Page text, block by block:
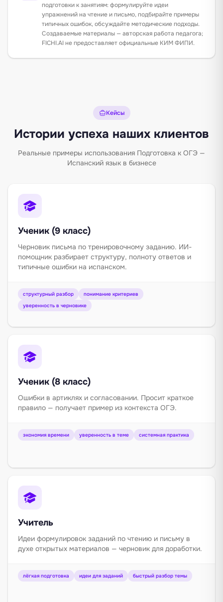
подготовки к занятиям: формулируйте идеи
упражнений на чтение и письмо, подбирайте примеры
типичных ошибок, обсуждайте методические подходы.
Создаваемые материалы — авторская работа педагога;
FICHI.AI не предоставляет официальные КИМ ФИПИ.
Кейсы
Истории успеха наших клиентов
Реальные примеры использования Подготовка к ОГЭ —
Испанский язык в бизнесе
Ученик (9 класс)
Черновик письма по тренировочному заданию. ИИ-
помощник разбирает структуру, полноту ответов и
типичные ошибки на испанском.
структурный разбор
понимание критериев
уверенность в черновике
Ученик (8 класс)
Ошибки в артиклях и согласовании. Просит краткое
правило — получает пример из контекста ОГЭ.
экономия времени уверенность в теме системная практика
Учитель
Идеи формулировок заданий по чтению и письму в
духе открытых материалов — черновик для доработки.
лёгкая подготовка идеи для заданий быстрый разбор темы